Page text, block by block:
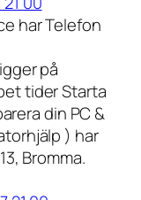
har Telefon
på
tider Starta
din PC &
) har
Bromma.